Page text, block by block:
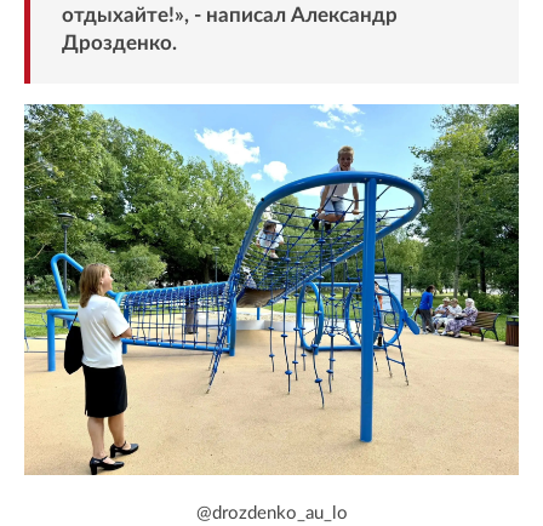
отдыхайте!», - написал Александр
Дрозденко.
@drozdenko_au_lo